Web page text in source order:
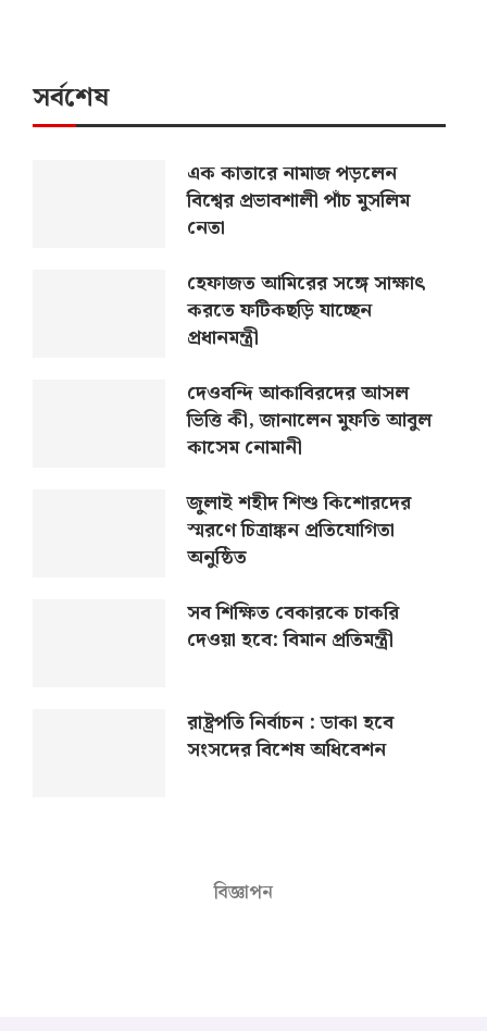
সর্বশেষ
এক কাতারে নামাজ পড়লেন
বিশ্বের প্রভাবশালী পাঁচ মুসলিম
নেতা
হেফাজত আমিরের সঙ্গে সাক্ষাৎ
করতে ফটিকছড়ি যাচ্ছেন
প্রধানমন্ত্রী
দেওবন্দি আকাবিরদের আসল
ভিত্তি কী, জানালেন মুফতি আবুল
কাসেম নোমানী
জুলাই শহীদ শিশু কিশোরদের
স্মরণে চিত্রাঙ্কন প্রতিযোগিতা
অনুষ্ঠিত
সব শিক্ষিত বেকারকে চাকরি
দেওয়া হবে: বিমান প্রতিমন্ত্রী
রাষ্ট্রপতি নির্বাচন : ডাকা হবে
সংসদের বিশেষ অধিবেশন
বিজ্ঞাপন